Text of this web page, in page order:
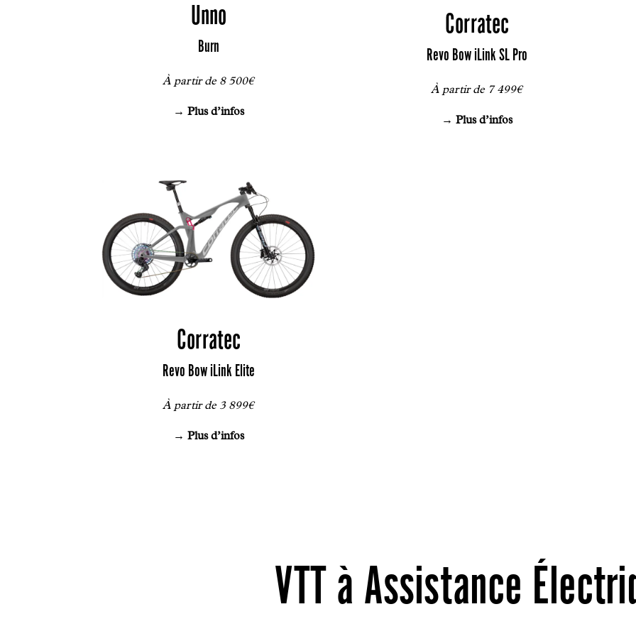
Unno
Burn
À partir de 8 500€
→ Plus d’infos
Corratec
Revo Bow iLink SL Pro
À partir de 7 499€
→ Plus d’infos
Corratec
Revo Bow iLink Elite
À partir de 3 899€
→ Plus d’infos
VTT à Assistance